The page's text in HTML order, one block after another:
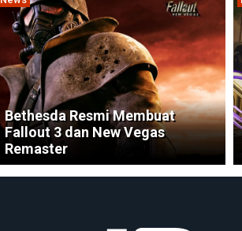
Bethesda Resmi Membuat
Fallout 3 dan New Vegas
Remaster